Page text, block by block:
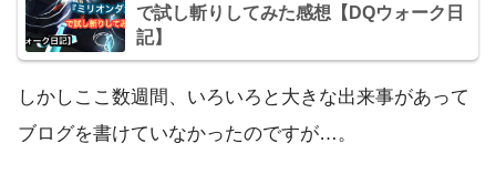
で試し斬りしてみた感想【DQウォーク日
記】
しかしここ数週間、いろいろと大きな出来事があって
ブログを書けていなかったのですが…。